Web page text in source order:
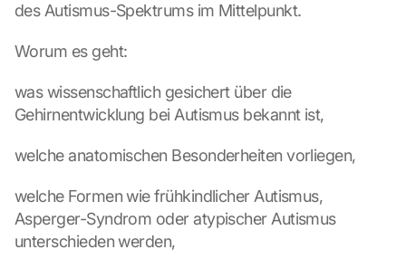
des Autismus-Spektrums im Mittelpunkt.
Worum es geht:
was wissenschaftlich gesichert über die
Gehirnentwicklung bei Autismus bekannt ist,
welche anatomischen Besonderheiten vorliegen,
welche Formen wie frühkindlicher Autismus,
Asperger-Syndrom oder atypischer Autismus
unterschieden werden,